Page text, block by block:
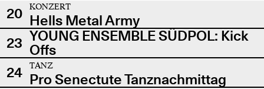
20
KONZERT
Hells Metal Army
23 YOUNG ENSEMBLE SÜDPOL: Kick
Offs
24
TANZ
Pro Senectute Tanznachmittag